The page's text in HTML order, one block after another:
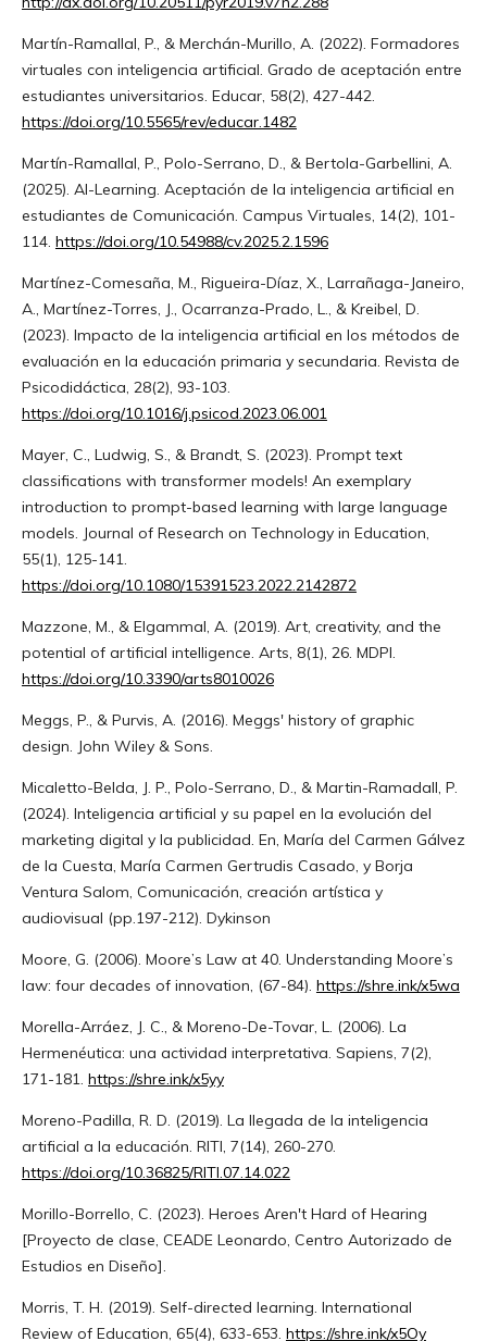
Martín-Ramallal, P., & Merchán-Murillo, A. (2022). Formadores
virtuales con inteligencia artificial. Grado de aceptación entre
estudiantes universitarios. Educar, 58(2), 427-442.
https://doi.org/10.5565/rev/educar.1482
Martín-Ramallal, P., Polo-Serrano, D., & Bertola-Garbellini, A.
(2025). AI-Learning. Aceptación de la inteligencia artificial en
estudiantes de Comunicación. Campus Virtuales, 14(2), 101-
114. https://doi.org/10.54988/cv.2025.2.1596
Martínez-Comesaña, M., Rigueira-Díaz, X., Larrañaga-Janeiro,
A., Martínez-Torres, J., Ocarranza-Prado, L., & Kreibel, D.
(2023). Impacto de la inteligencia artificial en los métodos de
evaluación en la educación primaria y secundaria. Revista de
Psicodidáctica, 28(2), 93-103.
https://doi.org/10.1016/j.psicod.2023.06.001
Mayer, C., Ludwig, S., & Brandt, S. (2023). Prompt text
classifications with transformer models! An exemplary
introduction to prompt-based learning with large language
models. Journal of Research on Technology in Education,
55(1), 125-141.
https://doi.org/10.1080/15391523.2022.2142872
Mazzone, M., & Elgammal, A. (2019). Art, creativity, and the
potential of artificial intelligence. Arts, 8(1), 26. MDPI.
https://doi.org/10.3390/arts8010026
Meggs, P., & Purvis, A. (2016). Meggs' history of graphic
design. John Wiley & Sons.
Micaletto-Belda, J. P., Polo-Serrano, D., & Martin-Ramadall, P.
(2024). Inteligencia artificial y su papel en la evolución del
marketing digital y la publicidad. En, María del Carmen Gálvez
de la Cuesta, María Carmen Gertrudis Casado, y Borja
Ventura Salom, Comunicación, creación artística y
audiovisual (pp.197-212). Dykinson
Moore, G. (2006). Moore’s Law at 40. Understanding Moore’s
law: four decades of innovation, (67-84). https://shre.ink/x5wa
Morella-Arráez, J. C., & Moreno-De-Tovar, L. (2006). La
Hermenéutica: una actividad interpretativa. Sapiens, 7(2),
171-181. https://shre.ink/x5yy
Moreno-Padilla, R. D. (2019). La llegada de la inteligencia
artificial a la educación. RITI, 7(14), 260-270.
https://doi.org/10.36825/RITI.07.14.022
Morillo-Borrello, C. (2023). Heroes Aren't Hard of Hearing
[Proyecto de clase, CEADE Leonardo, Centro Autorizado de
Estudios en Diseño].
Morris, T. H. (2019). Self-directed learning. International
Review of Education, 65(4), 633-653. https://shre.ink/x5Oy